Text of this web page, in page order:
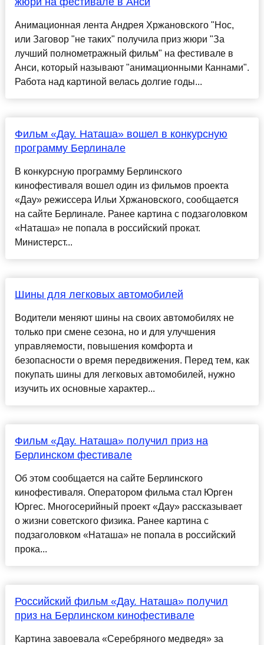
Анимационная лента Андрея Хржановского "Нос,
или Заговор "не таких" получила приз жюри "За
лучший полнометражный фильм" на фестивале в
Анси, который называют "анимационными Каннами".
Работа над картиной велась долгие годы...
Фильм «Дау. Наташа» вошел в конкурсную
программу Берлинале
В конкурсную программу Берлинского
кинофестиваля вошел один из фильмов проекта
«Дау» режиссера Ильи Хржановского, сообщается
на сайте Берлинале. Ранее картина с подзаголовком
«Наташа» не попала в российский прокат.
Министерст...
Шины для легковых автомобилей
Водители меняют шины на своих автомобилях не
только при смене сезона, но и для улучшения
управляемости, повышения комфорта и
безопасности о время передвижения. Перед тем, как
покупать шины для легковых автомобилей, нужно
изучить их основные характер...
Фильм «Дау. Наташа» получил приз на
Берлинском фестивале
Об этом сообщается на сайте Берлинского
кинофестиваля. Оператором фильма стал Юрген
Юргес. Многосерийный проект «Дау» рассказывает
о жизни советского физика. Ранее картина с
подзаголовком «Наташа» не попала в российский
прока...
Российский фильм «Дау. Наташа» получил
приз на Берлинском кинофестивале
Картина завоевала «Серебряного медведя» за